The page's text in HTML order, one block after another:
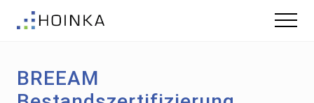
Fußzeile
Green
Menu
BREEAM